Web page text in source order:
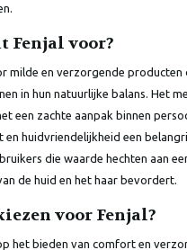
Fenjal voor?
milde en verzorgende producten
in hun natuurlijke balans. Het
een zachte aanpak binnen
huidvriendelijkheid een
die waarde hechten aan
de huid en het haar bevordert.
voor Fenjal?
het bieden van comfort en